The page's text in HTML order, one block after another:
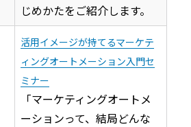
じめかたをご紹介します。
活用イメージが持てるマーケテ
ィングオートメーション入門セ
ミナー
「マーケティングオートメ
ーションって、結局どんな